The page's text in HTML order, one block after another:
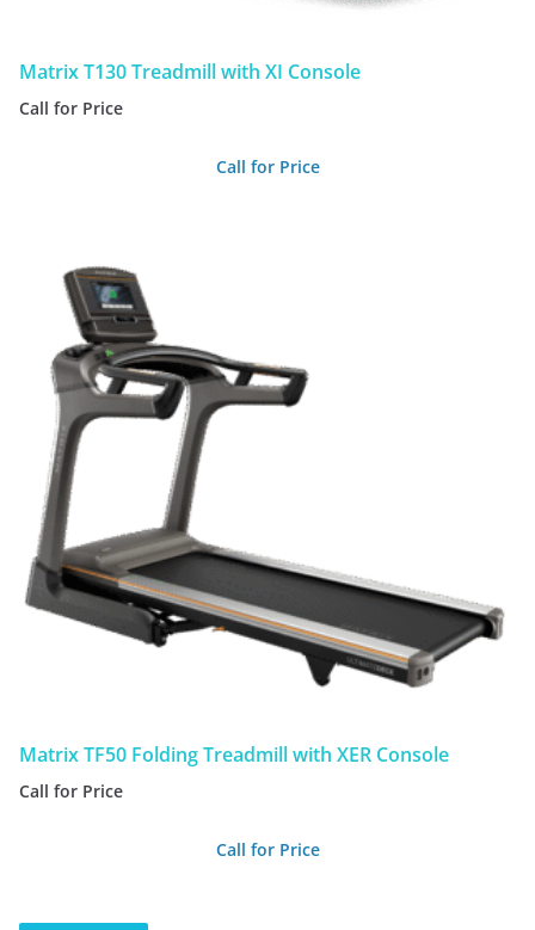
Matrix T130 Treadmill with XI Console
Call for Price
Call for Price
Matrix TF50 Folding Treadmill with XER Console
Call for Price
Call for Price